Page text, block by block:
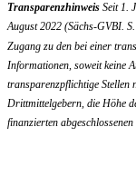
Transparenzhinweis Seit 1.
August 2022 (Sächs-GVBI.
Zugang zu den bei einer
Informationen, soweit keine
transparenzpflichtige Stellen
Drittmittelgebern, die Höhe
finanzierten